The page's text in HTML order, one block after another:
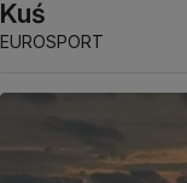
Kuś
EUROSPORT